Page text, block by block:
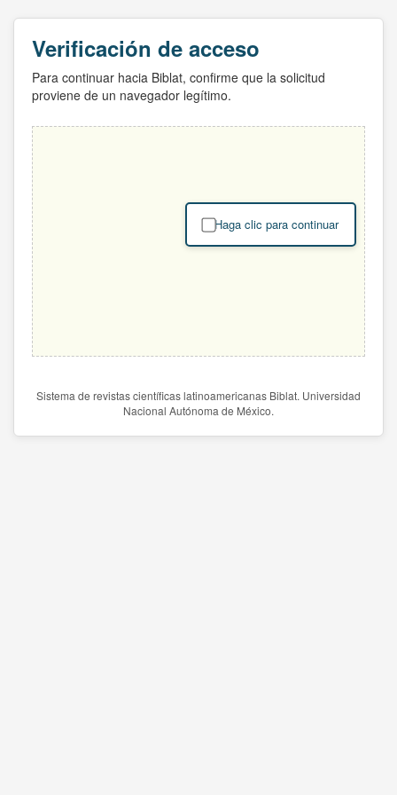
Verificación de acceso
Para continuar hacia Biblat, confirme que la solicitud
proviene de un navegador legítimo.
Haga clic para continuar
Sistema de revistas científicas latinoamericanas Biblat. Universidad
Nacional Autónoma de México.